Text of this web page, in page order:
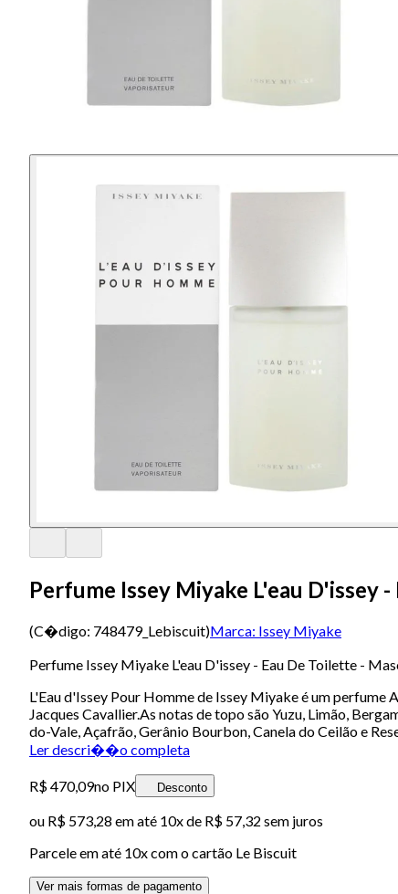
Perfume Issey Miyake L'eau D'issey
(C�digo: 748479_Lebiscuit)Marca: Issey Miyake
Perfume Issey Miyake L'eau D'issey - Eau De Toilette -
L'Eau d'Issey Pour Homme de Issey Miyake é um
Jacques Cavallier.As notas de topo são Yuzu, Limão,
do-Vale, Açafrão, Gerânio Bourbon, Canela do Ceilão e
Ler descri��o completa
R$ 470,09no PIX Desconto
ou R$ 573,28 em até 10x de R$ 57,32 sem juros
Parcele em até 10x com o cartão Le Biscuit
Ver mais formas de pagamento